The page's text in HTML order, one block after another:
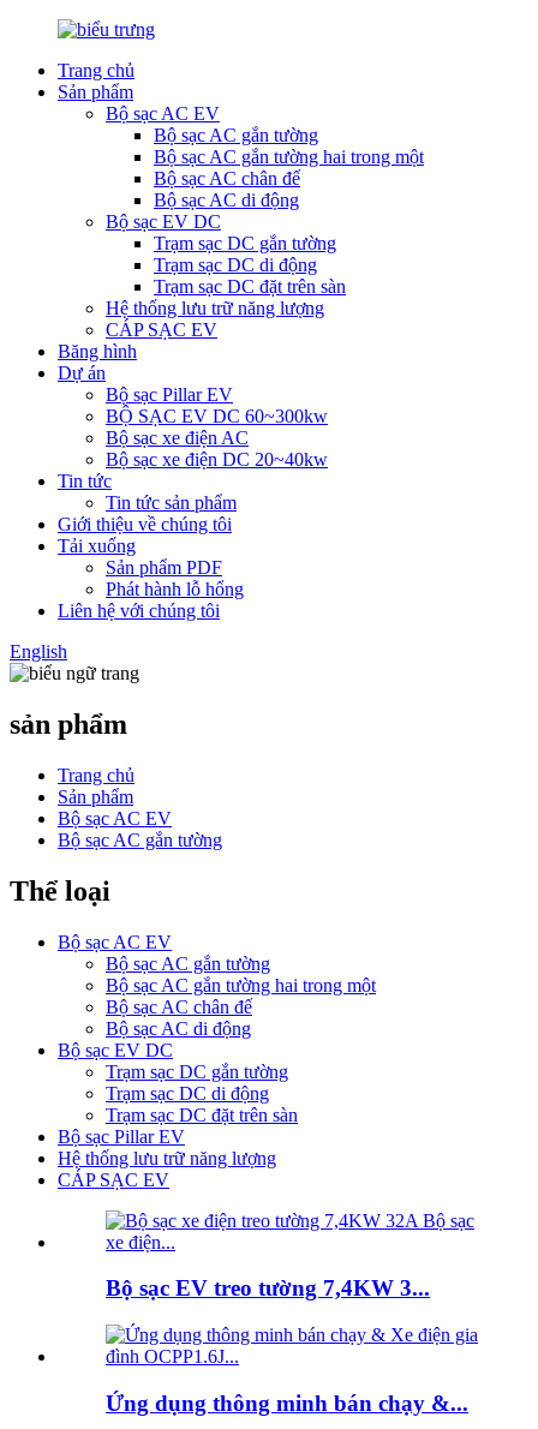
Trang chủ
Sản phẩm
Bộ sạc AC EV
Bộ sạc AC gắn tường
Bộ sạc AC gắn tường hai trong một
Bộ sạc AC chân đế
Bộ sạc AC di động
Bộ sạc EV DC
Trạm sạc DC gắn tường
Trạm sạc DC di động
Trạm sạc DC đặt trên sàn
Hệ thống lưu trữ năng lượng
CÁP SẠC EV
Băng hình
Dự án
Bộ sạc Pillar EV
BỘ SẠC EV DC 60~300kw
Bộ sạc xe điện AC
Bộ sạc xe điện DC 20~40kw
Tin tức
Tin tức sản phẩm
Giới thiệu về chúng tôi
Tải xuống
Sản phẩm PDF
Phát hành lỗ hổng
Liên hệ với chúng tôi
English
sản phẩm
Trang chủ
Sản phẩm
Bộ sạc AC EV
Bộ sạc AC gắn tường
Thể loại
Bộ sạc AC EV
Bộ sạc AC gắn tường
Bộ sạc AC gắn tường hai trong một
Bộ sạc AC chân đế
Bộ sạc AC di động
Bộ sạc EV DC
Trạm sạc DC gắn tường
Trạm sạc DC di động
Trạm sạc DC đặt trên sàn
Bộ sạc Pillar EV
Hệ thống lưu trữ năng lượng
CÁP SẠC EV
Bộ sạc EV treo tường 7,4KW 3...
Ứng dụng thông minh bán chạy &...